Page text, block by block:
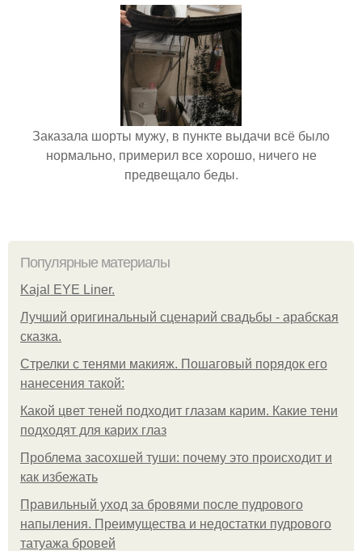
Заказала шорты мужу, в пункте выдачи всё было
нормально, примерил все хорошо, ничего не
предвещало беды.
Популярные материалы
Kajal EYE Liner.
Лучший оригинальный сценарий свадьбы - арабская
сказка.
Стрелки с тенями макияж. Пошаговый порядок его
нанесения такой:
Какой цвет теней подходит глазам карим. Какие тени
подходят для карих глаз
Проблема засохшей туши: почему это происходит и
как избежать
Правильный уход за бровями после пудрового
напыления. Преимущества и недостатки пудрового
татуажа бровей